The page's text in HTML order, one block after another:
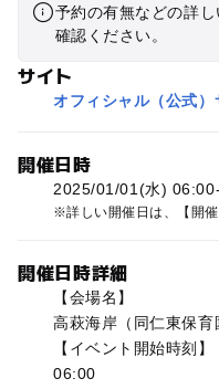
予約の有無などの詳
確認ください。
サイト
オフィシャル（公式）
開催日時
2025/01/01(水)
詳しい開催日は、【開
開催日時詳細
【会場名】
高萩海岸（同仁東保育
【イベント開始時刻】
06:00